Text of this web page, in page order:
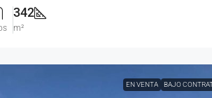
342
m²
EN VENTA BAJO